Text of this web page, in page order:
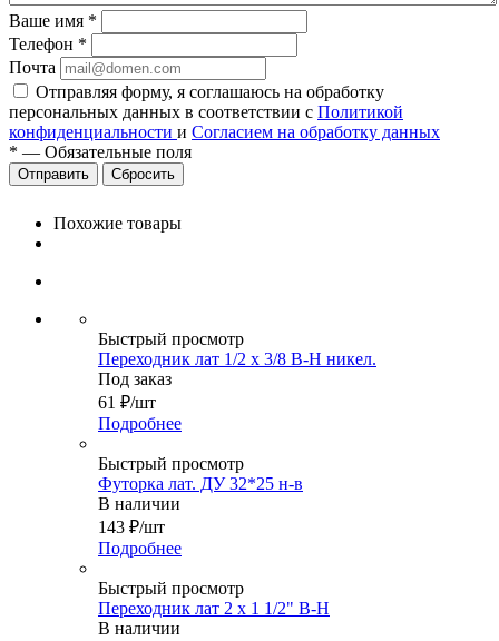
Ваше имя *
Телефон *
Почта
Отправляя форму, я соглашаюсь на обработку
персональных данных в соответствии с Политикой
конфиденциальности и Согласием на обработку данных
* — Обязательные поля
Сбросить
Похожие товары
Быстрый просмотр
Переходник лат 1/2 х 3/8 В-Н никел.
Под заказ
61 ₽/шт
Подробнее
Быстрый просмотр
Футорка лат. ДУ 32*25 н-в
В наличии
143 ₽/шт
Подробнее
Быстрый просмотр
Переходник лат 2 x 1 1/2" В-Н
В наличии